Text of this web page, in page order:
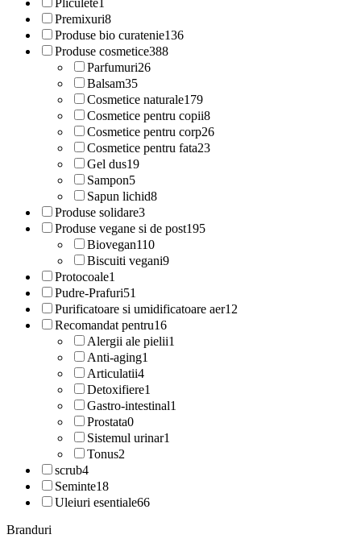
Pliculete1
Premixuri8
Produse bio curatenie136
Produse cosmetice388
Parfumuri26
Balsam35
Cosmetice naturale179
Cosmetice pentru copii8
Cosmetice pentru corp26
Cosmetice pentru fata23
Gel dus19
Sampon5
Sapun lichid8
Produse solidare3
Produse vegane si de post195
Biovegan110
Biscuiti vegani9
Protocoale1
Pudre-Prafuri51
Purificatoare si umidificatoare aer12
Recomandat pentru16
Alergii ale pielii1
Anti-aging1
Articulatii4
Detoxifiere1
Gastro-intestinal1
Prostata0
Sistemul urinar1
Tonus2
scrub4
Seminte18
Uleiuri esentiale66
Branduri